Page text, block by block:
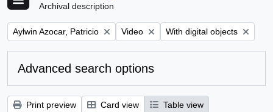
Archival description
Remove filter:
Aylwin Azocar, Patricio Remove filter:
Video Remove filter:
With digital objects
Advanced search options
Print preview Card view
Table view